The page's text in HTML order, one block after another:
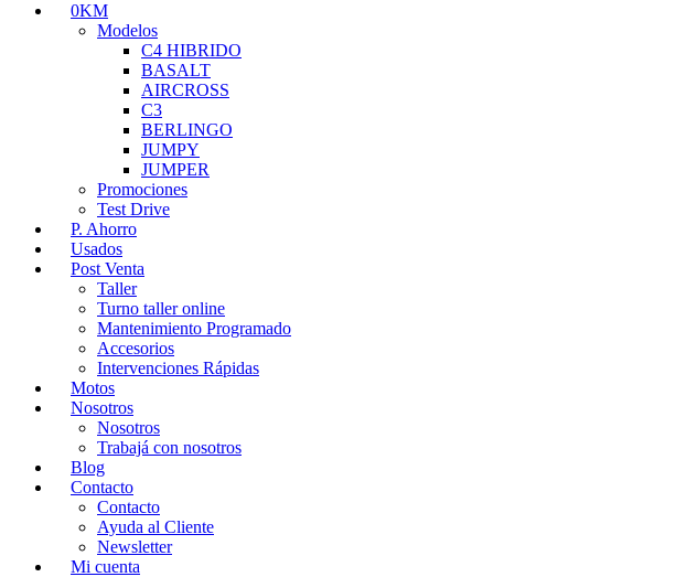
0KM
Modelos
C4 HIBRIDO
BASALT
AIRCROSS
C3
BERLINGO
JUMPY
JUMPER
Promociones
Test Drive
P. Ahorro
Usados
Post Venta
Taller
Turno taller online
Mantenimiento Programado
Accesorios
Intervenciones Rápidas
Motos
Nosotros
Nosotros
Trabajá con nosotros
Blog
Contacto
Contacto
Ayuda al Cliente
Newsletter
Mi cuenta